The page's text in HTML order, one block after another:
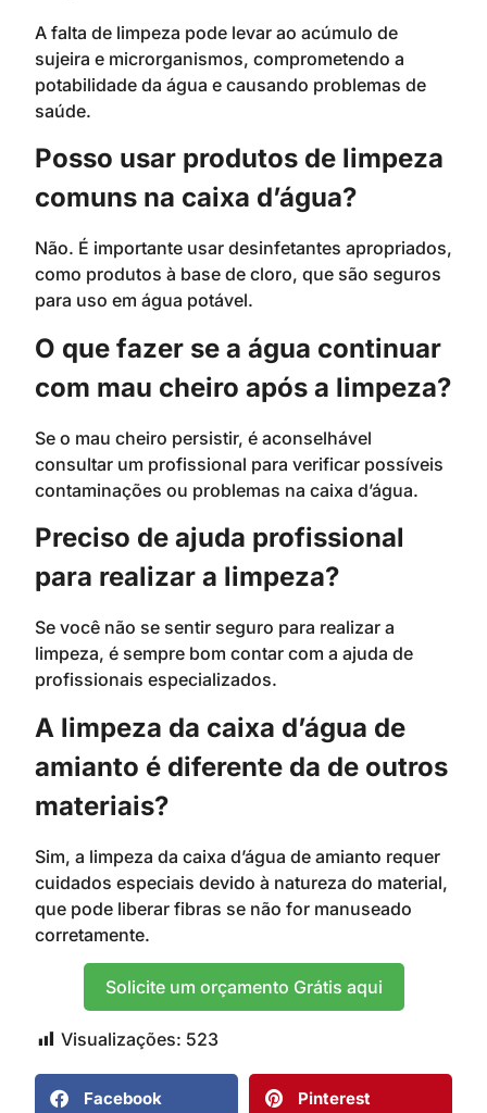
A falta de limpeza pode levar ao acúmulo de
sujeira e microrganismos, comprometendo a
potabilidade da água e causando problemas de
saúde.
Posso usar produtos de limpeza
comuns na caixa d’água?
Não. É importante usar desinfetantes apropriados,
como produtos à base de cloro, que são seguros
para uso em água potável.
O que fazer se a água continuar
com mau cheiro após a limpeza?
Se o mau cheiro persistir, é aconselhável
consultar um profissional para verificar possíveis
contaminações ou problemas na caixa d’água.
Preciso de ajuda profissional
para realizar a limpeza?
Se você não se sentir seguro para realizar a
limpeza, é sempre bom contar com a ajuda de
profissionais especializados.
A limpeza da caixa d’água de
amianto é diferente da de outros
materiais?
Sim, a limpeza da caixa d’água de amianto requer
cuidados especiais devido à natureza do material,
que pode liberar fibras se não for manuseado
corretamente.
Solicite um orçamento Grátis aqui
Visualizações: 523
Facebook Pinterest